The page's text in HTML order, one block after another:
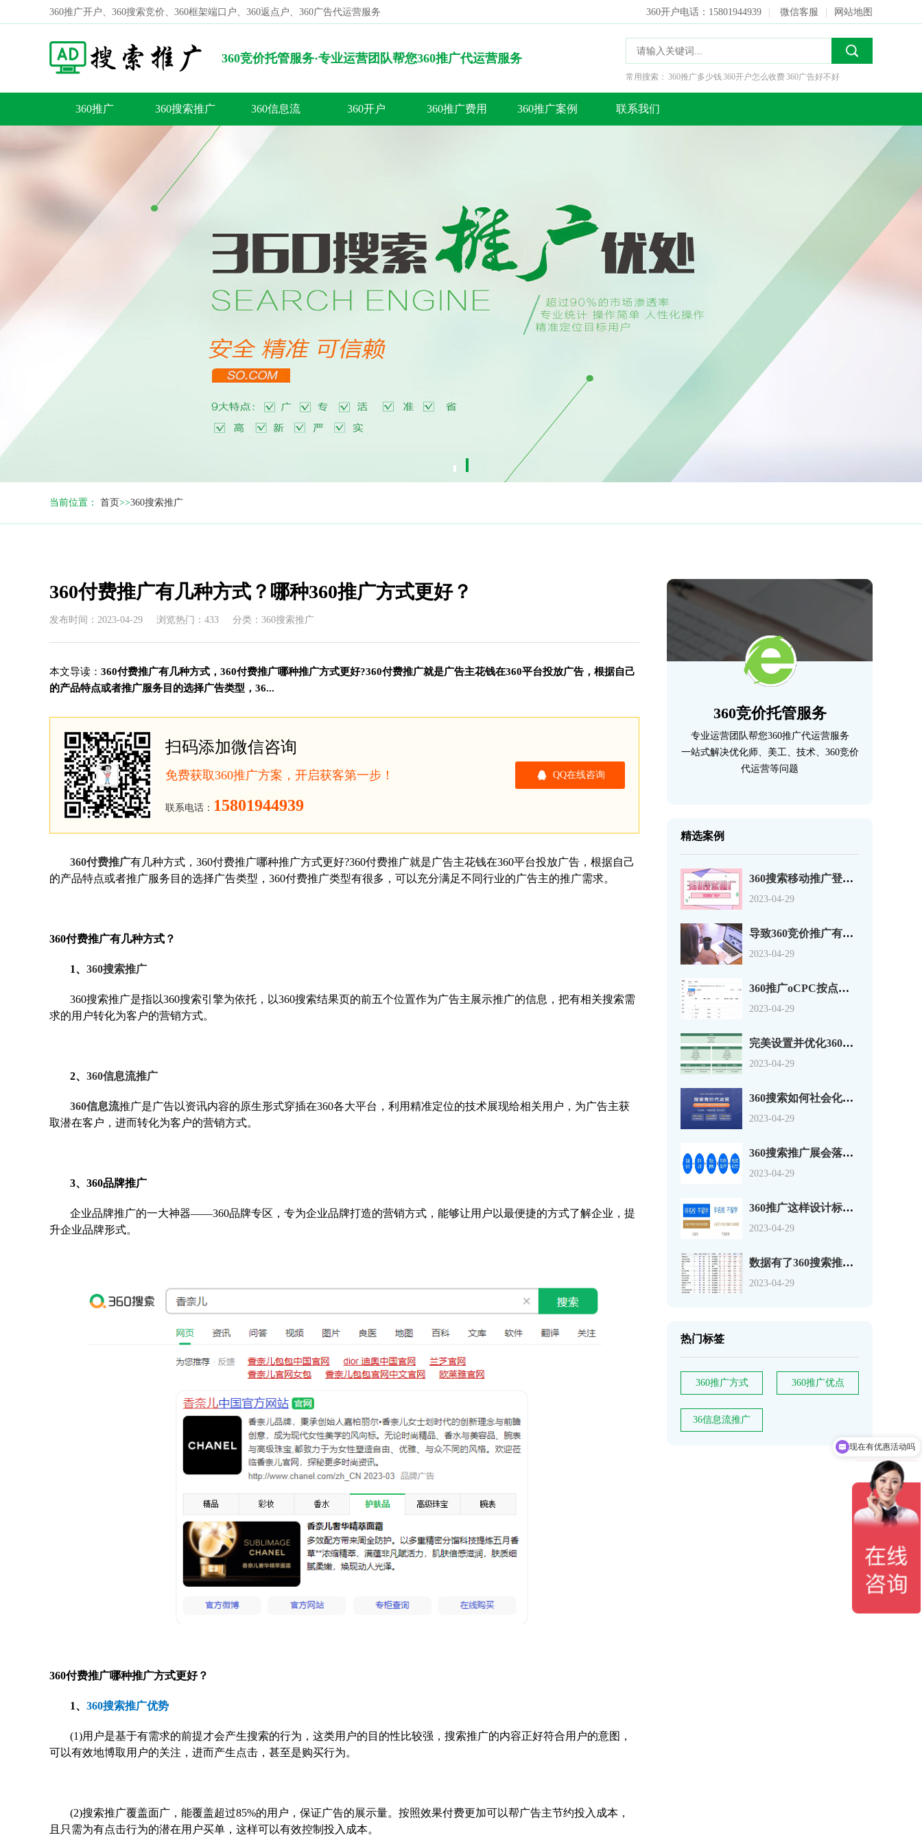
360推广开户、360搜索竞价、360框架端口户、360返点户、360广告代运营服务 360开户电话：15801944939 微信客服 网站地图
360竞价托管服务·专业运营团队帮您360推广代运营服务
搜索
常用搜索： 360推广多少钱360开户怎么收费360广告好不好
360推广 360搜索推广 360信息流 360开户 360推广费用 360推广案例 联系我们
当前位置： 首页>>360搜索推广
式更好？
360竞价托管服务
专业运营团队帮您360推广代运营服务
一站式解决优化师、美工、技术、360竞价
代运营等问题
精选案例
360搜索移动推广登录页优化的12个事项
2023-04-29
导致360竞价推广有点击没转换的原因分析
2023-04-29
360推广oCPC按点击出价系数还是目标转化成本？
2023-04-29
完美设置并优化360搜索广告组和广告系列
2023-04-29
360搜索如何社会化营销以及搜索营销
2023-04-29
360搜索推广展会落地页怎么做？一套思路供参考
2023-04-29
360推广这样设计标题，资深优化师都说好！
2023-04-29
数据有了360搜索推广关键词如何分析
2023-04-29
热门标签
360推广方式 360推广优点
36信息流推广
360付费推广有几种方式？哪种360推广方式更好？
发布时间：2023-04-29 浏览热门：433 分类：360搜索推广
本文导读： 360付费推广有几种方式，360付费推广哪种推广方式更好?360付费推广就是广告主花钱在360平台投放广告，根据自己
的产品特点或者推广服务目的选择广告类型，36...
扫码添加微信咨询
免费获取360推广方案，开启获客第一步！
联系电话： 15801944939
QQ在线咨询
360付费推广有几种方式，360付费推广哪种推广方式更好?360付费推广就是广告主花钱在360平台投放广告，根据自己
的产品特点或者推广服务目的选择广告类型，360付费推广类型有很多，可以充分满足不同行业的广告主的推广需求。
360付费推广有几种方式？
1、 360搜索推广
360搜索推广是指以360搜索引擎为依托，以360搜索结果页的前五个位置作为广告主展示推广的信息，把有相关搜索需
求的用户转化为客户的营销方式。
2、 360信息流推广
360信息流推广是广告以资讯内容的原生形式穿插在360各大平台，利用精准定位的技术展现给相关用户，为广告主获
取潜在客户，进而转化为客户的营销方式。
3、360品牌推广
企业品牌推广的一大神器——360品牌专区，专为企业品牌打造的营销方式，能够让用户以最便捷的方式了解企业，提
升企业品牌形式。
360付费推广哪种推广方式更好？
1、 360搜索推广优势
(1)用户是基于有需求的前提才会产生搜索的行为，这类用户的目的性比较强，搜索推广的内容正好符合用户的意图，
可以有效地博取用户的关注，进而产生点击，甚至是购买行为。
(2)搜索推广覆盖面广，能覆盖超过85%的用户，保证广告的展示量。按照效果付费更加可以帮广告主节约投入成本，
且只需为有点击行为的潜在用户买单，这样可以有效控制投入成本。
可以介绍下你们的产品么